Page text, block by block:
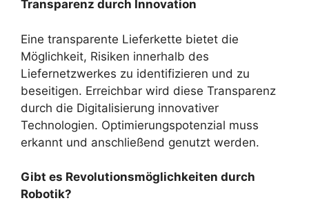
Transparenz durch Innovation
Eine transparente Lieferkette bietet die
Möglichkeit, Risiken innerhalb des
Liefernetzwerkes zu identifizieren und zu
beseitigen. Erreichbar wird diese Transparenz
durch die Digitalisierung innovativer
Technologien. Optimierungspotenzial muss
erkannt und anschließend genutzt werden.
Gibt es Revolutionsmöglichkeiten durch
Robotik?